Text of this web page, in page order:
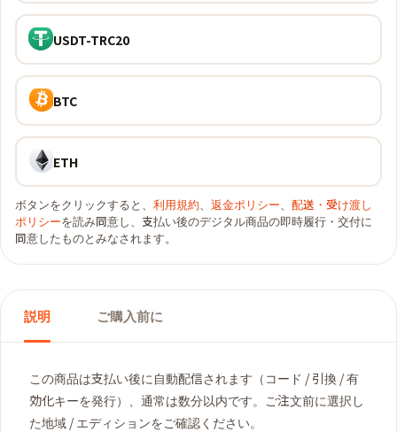
USDT-TRC20
BTC
ETH
ボタンをクリックすると、 利用規約、 返金ポリシー、 配送・受け渡し
ポリシーを読み同意し、支払い後のデジタル商品の即時履行・交付に
同意したものとみなされます。
説明 ご購入前に
この商品は支払い後に自動配信されます（コード / 引換 / 有
効化キーを発行）、通常は数分以内です。ご注文前に選択し
た地域 / エディションをご確認ください。